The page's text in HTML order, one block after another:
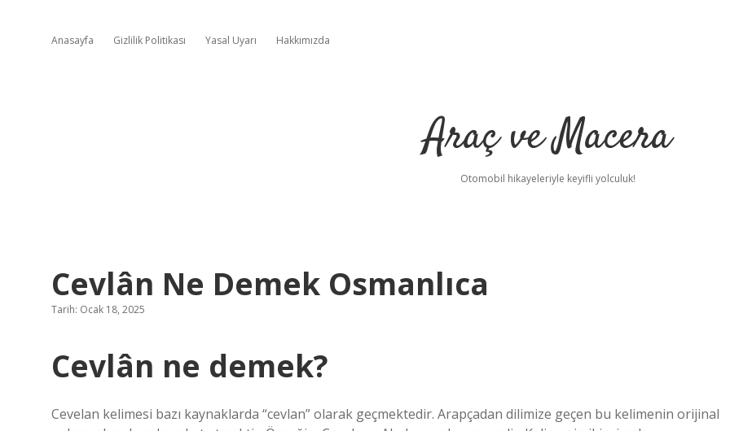
Anasayfa Gizlilik Politikası Yasal Uyarı Hakkımızda
Araç ve Macera
Otomobil hikayeleriyle keyifli yolculuk!
Cevlân Ne Demek Osmanlıca
Tarih: Ocak 18, 2025
Cevlân ne demek?
Cevelan kelimesi bazı kaynaklarda “cevlan” olarak geçmektedir. Arapçadan dilimize geçen bu kelimenin orijinal